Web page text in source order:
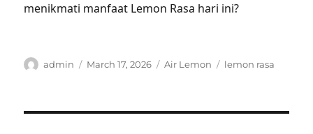
menikmati manfaat Lemon Rasa hari ini?
Author
admin
Posted
March 17, 2026 Categories
Air Lemon Tags
lemon rasa